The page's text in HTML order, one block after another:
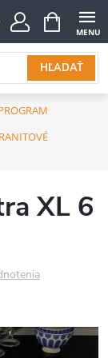
HĽADAŤ
NÁKUPNÝ
KOŠÍK
XL 6